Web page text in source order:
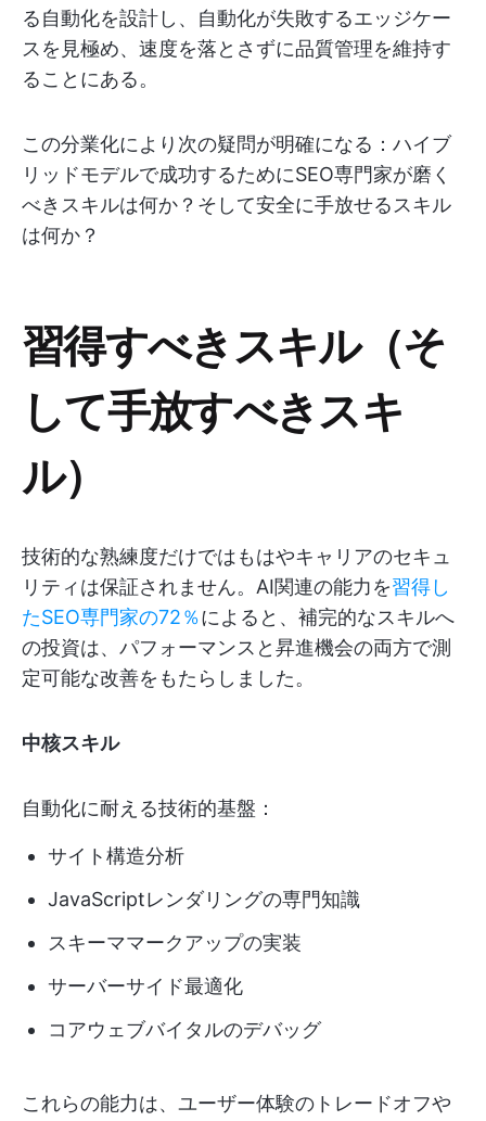
る自動化を設計し、自動化が失敗するエッジケー
スを見極め、速度を落とさずに品質管理を維持す
ることにある。
この分業化により次の疑問が明確になる：ハイブ
リッドモデルで成功するためにSEO専門家が磨く
べきスキルは何か？そして安全に手放せるスキル
は何か？
習得すべきスキル（そ
して手放すべきスキ
ル）
技術的な熟練度だけではもはやキャリアのセキュ
リティは保証されません。AI関連の能力を習得し
たSEO専門家の72％によると、補完的なスキルへ
の投資は、パフォーマンスと昇進機会の両方で測
定可能な改善をもたらしました。
中核スキル
自動化に耐える技術的基盤：
サイト構造分析
JavaScriptレンダリングの専門知識
スキーママークアップの実装
サーバーサイド最適化
コアウェブバイタルのデバッグ
これらの能力は、ユーザー体験のトレードオフや